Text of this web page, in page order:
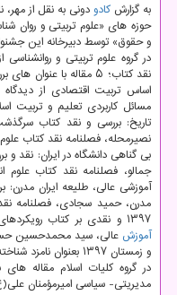
به گزارش كادودونی به نقل از
حوزه های «علوم تربیتی و روان
و حقوق» توسط دبیرخانه این
در گروه علوم ­تربیتی و روان­شناسی
نقد كتاب؛ ۵ مقاله با
اساس تربیت اقتصادی از
تاریخ: بررسی و نقد كتاب
بی گناهی دانشگاه در ایران: نقد و
آموزشی عالی، طلیعه ایران
۱۳۹۷ و نقدی بر كتاب رویكردهای نظری و عملی تدوین برنامه های درسی در
آموزش عالی، سید محمدحسین
و زمستان ۱۳۹۷ بعنوان نامزد شناخته شدند.
در گروه كلیات اسلام مقاله های
مدیریتی- سیاسی امیرمؤمنان